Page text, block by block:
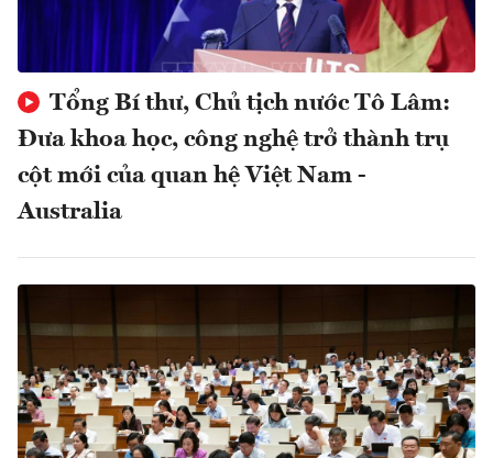
Tổng Bí thư, Chủ tịch nước Tô Lâm:
Đưa khoa học, công nghệ trở thành trụ
cột mới của quan hệ Việt Nam -
Australia